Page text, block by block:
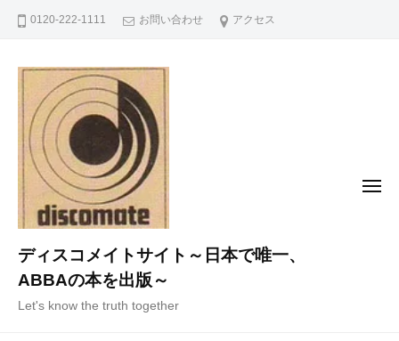
0120-222-1111 お問い合わせ アクセス
ディスコメイトサイト～日本で唯一、
ABBAの本を出版～
Let's know the truth together
メ